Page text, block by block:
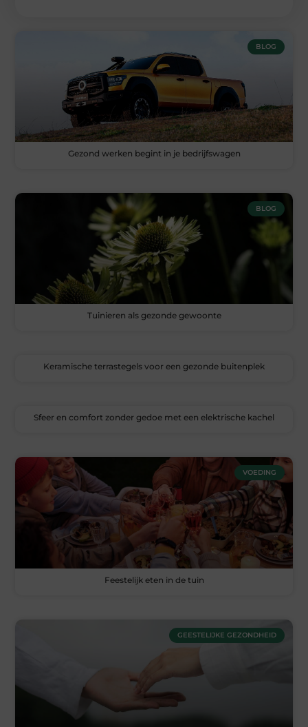
BLOG
Gezond werken begint in je bedrijfswagen
BLOG
Tuinieren als gezonde gewoonte
Keramische terrastegels voor een gezonde buitenplek
Sfeer en comfort zonder gedoe met een elektrische kachel
VOEDING
Feestelijk eten in de tuin
GEESTELIJKE GEZONDHEID